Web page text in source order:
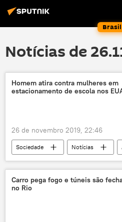
Brasil
Notícias de
Homem atira contra mulheres em
estacionamento de escola nos
26 de novembro 2019, 22:46
Sociedade Notícias
Mundo
tiroteio
Vancouver
escola
violência
Carro pega fogo e túneis são
no Rio